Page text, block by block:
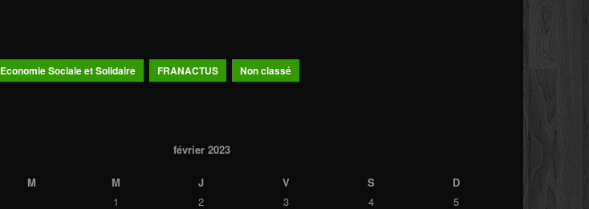
Economie Sociale et Solidaire FRANACTUS Non classé
février 2023
M M J V S
D
1
2 3 4
5